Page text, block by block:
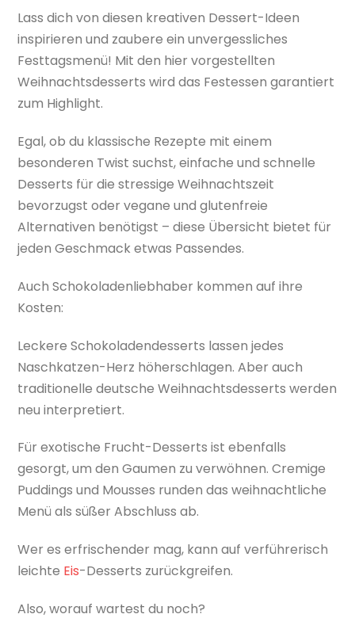
Lass dich von diesen kreativen Dessert-Ideen
inspirieren und zaubere ein unvergessliches
Festtagsmenü! Mit den hier vorgestellten
Weihnachtsdesserts wird das Festessen garantiert
zum Highlight.
Egal, ob du klassische Rezepte mit einem
besonderen Twist suchst, einfache und schnelle
Desserts für die stressige Weihnachtszeit
bevorzugst oder vegane und glutenfreie
Alternativen benötigst – diese Übersicht bietet für
jeden Geschmack etwas Passendes.
Auch Schokoladenliebhaber kommen auf ihre
Kosten:
Leckere Schokoladendesserts lassen jedes
Naschkatzen-Herz höherschlagen. Aber auch
traditionelle deutsche Weihnachtsdesserts werden
neu interpretiert.
Für exotische Frucht-Desserts ist ebenfalls
gesorgt, um den Gaumen zu verwöhnen. Cremige
Puddings und Mousses runden das weihnachtliche
Menü als süßer Abschluss ab.
Wer es erfrischender mag, kann auf verführerisch
leichte Eis-Desserts zurückgreifen.
Also, worauf wartest du noch?